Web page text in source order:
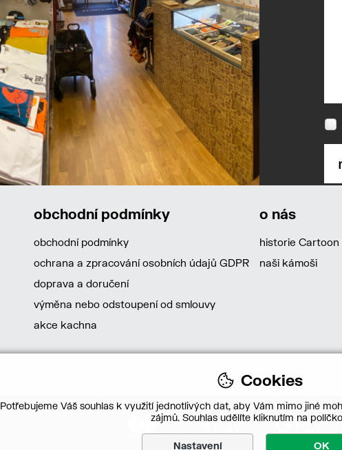
obchodní podmínky
obchodní podmínky
ochrana a zpracování osobních údajů GDPR
doprava a doručení
výměna nebo odstoupení od smlouvy
akce kachna
o nás
historie Cartoon
naši kámoši
Cookies
Potřebujeme Váš souhlas k využití jednotlivých dat, aby Vám mimo jiné
zájmů. Souhlas udělíte kliknutím na políčko
Nastavení OK